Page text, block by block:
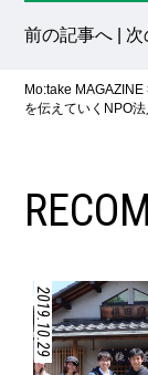
前の記事へ 次
Mo:take MAGAZINE
を伝えていくNPO
2019.10.29